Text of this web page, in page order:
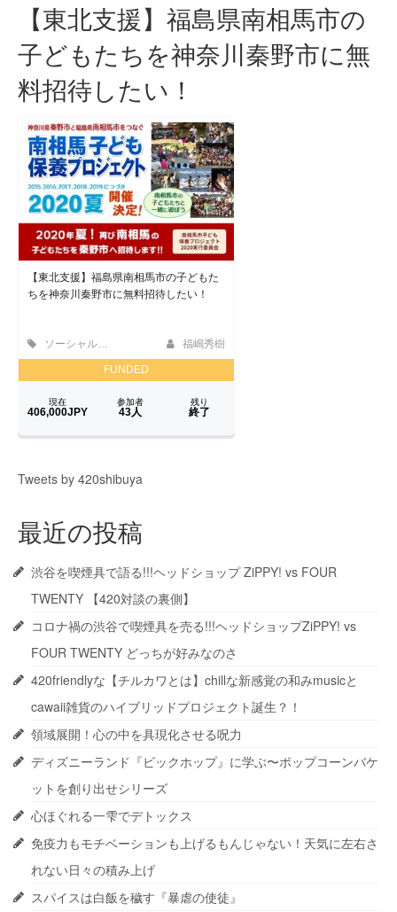
【東北支援】福島県南相馬市の
子どもたちを神奈川秦野市に無
料招待したい！
Tweets by 420shibuya
最近の投稿
渋谷を喫煙具で語る!!!ヘッドショップ ZiPPY! vs FOUR
TWENTY 【420対談の裏側】
コロナ禍の渋谷で喫煙具を売る!!!ヘッドショップZiPPY! vs
FOUR TWENTY どっちが好みなのさ
420friendlyな【チルカワとは】chillな新感覚の和みmusicと
cawaii雑貨のハイブリッドプロジェクト誕生？！
領域展開！心の中を具現化させる呪力
ディズニーランド『ビックホップ』に学ぶ〜ポップコーンバケ
ットを創り出せシリーズ
心ほぐれる一雫でデトックス
免疫力もモチベーションも上げるもんじゃない！天気に左右さ
れない日々の積み上げ
スパイスは白飯を穢す『暴虐の使徒』